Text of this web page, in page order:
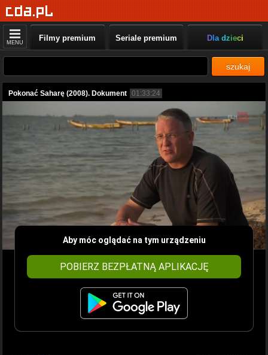
MENU Filmy premium Seriale premium Dla dzieci
szukaj
Pokonać Saharę (2008). Dokument 01:33:24
Aby móc oglądać na tym urządzeniu
POBIERZ BEZPŁATNĄ APLIKACJĘ